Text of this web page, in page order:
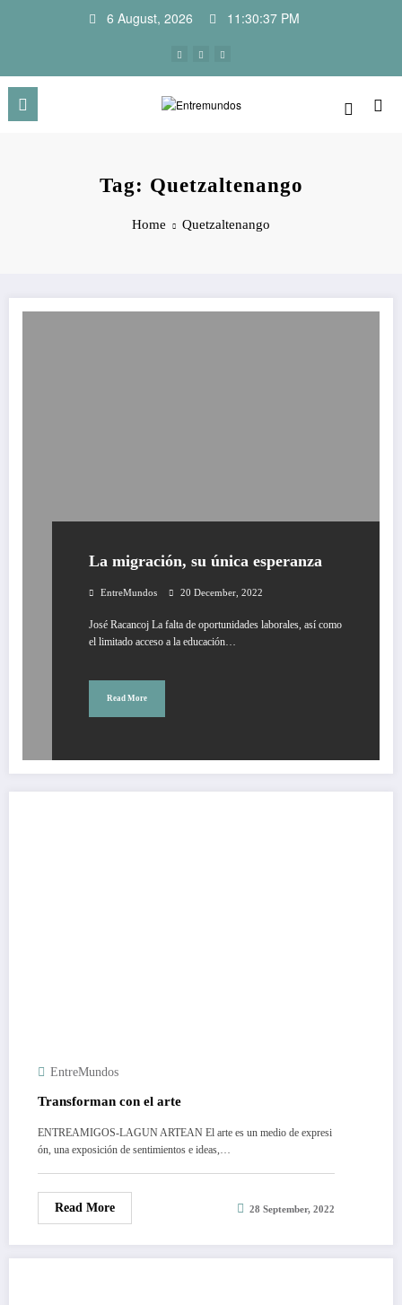
6 August, 2026 11:30:37 PM
Tag: Quetzaltenango
Home Quetzaltenango
La migración, su única esperanza
EntreMundos 20 December, 2022
José Racancoj La falta de oportunidades laborales, así como
el limitado acceso a la educación…
Read More
EntreMundos
Transforman con el arte
ENTREAMIGOS-LAGUN ARTEAN El arte es un medio de expresi
ón, una exposición de sentimientos e ideas,…
Read More 28 September, 2022